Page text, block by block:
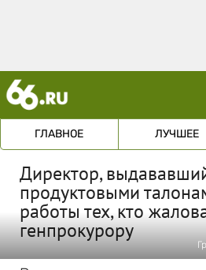
ГЛАВНОЕ ЛУЧШЕЕ
Директор,
продуктовыми
работы тех, кто
генпрокурору